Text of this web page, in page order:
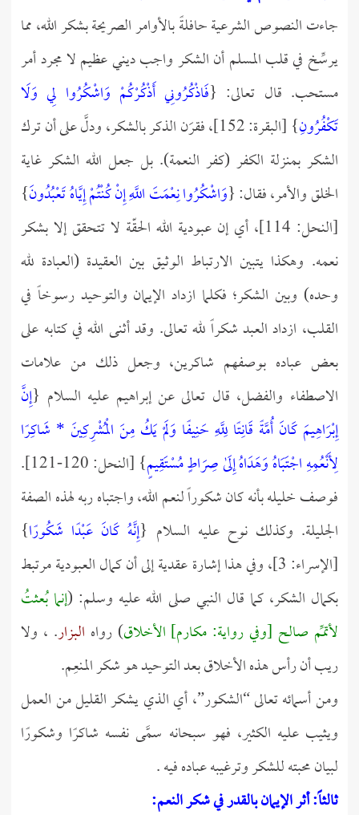
جاءت النصوص الشرعية حافلةً بالأوامر الصريحة بشكر الله، مما
يرسِّخ في قلب المسلم أن الشكر واجب ديني عظيم لا مجرد أمر
مستحب. قال تعالى: {فَاذْكُرُونِي أَذْكُرْكُمْ وَاشْكُرُوا لِي وَلَا
تَكْفُرُونِ
} [البقرة: 152]، فقرَن الذكر بالشكر، ودلَّ على أن ترك
الشكر بمنزلة الكفر (كفر النعمة). بل جعل الله الشكر غاية
الخلق والأمر، فقال: {وَاشْكُرُوا نِعْمَتَ اللَّهِ إِنْ كُنْتُمْ إِيَّاهُ تَعْبُدُونَ}
[النحل: 114]، أي إن عبودية الله الحقّة لا تتحقق إلا بشكر
نعمه. وهكذا يتبين الارتباط الوثيق بين العقيدة (العبادة لله
وحده) وبين الشكر؛ فكلما ازداد الإيمان والتوحيد رسوخاً في
القلب، ازداد العبد شكراً لله تعالى. وقد أثنى الله في كتابه على
بعض عباده بوصفهم شاكرين، وجعل ذلك من علامات
الاصطفاء والفضل، قال تعالى عن إبراهيم عليه السلام {إِنَّ
إِبْرَاهِيمَ كَانَ أُمَّةً قَانِتًا لِلَّهِ حَنِيفًا وَلَمْ يَكُ مِنَ الْمُشْرِكِينَ * شَاكِرًا
لِأَنْعُمِهِ اجْتَبَاهُ وَهَدَاهُ إِلَىٰ صِرَاطٍ مُسْتَقِيمٍ
} [النحل: 120-121].
فوصف خليله بأنه كان شكوراً لنعم الله، واجتباه ربه لهذه الصفة
الجليلة. وكذلك نوح عليه السلام {إِنَّهُ كَانَ عَبْدًا شَكُورًا}
[الإسراء: 3]، وفي هذا إشارة عقدية إلى أن كمال العبودية مرتبط
بكمال الشكر، كما قال النبي صلى الله عليه وسلم: (إنما بُعثتُ
لأتمِّم صالح [وفي رواية: مكارم] الأخلاق) رواه البزار. ، ولا
ريب أن رأس هذه الأخلاق بعد التوحيد هو شكر المنعِم.
ومن أسمائه تعالى “الشكور”، أي الذي يشكر القليل من العمل
ويثيب عليه الكثير، فهو سبحانه سمَّى نفسه شاكرًا وشكورًا
لبيان محبته للشكر وترغيبه عباده فيه .
ثالثاً: أثر الإيمان بالقدر في شكر النعم: